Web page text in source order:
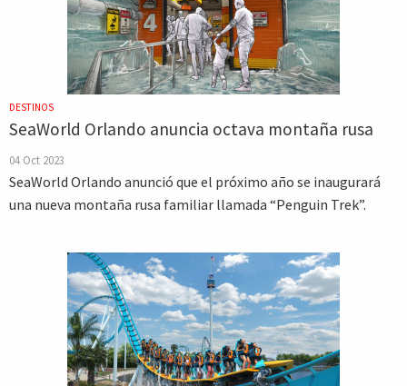
DESTINOS
SeaWorld Orlando anuncia octava montaña rusa
04 Oct 2023
SeaWorld Orlando anunció que el próximo año se inaugurará
una nueva montaña rusa familiar llamada “Penguin Trek”.